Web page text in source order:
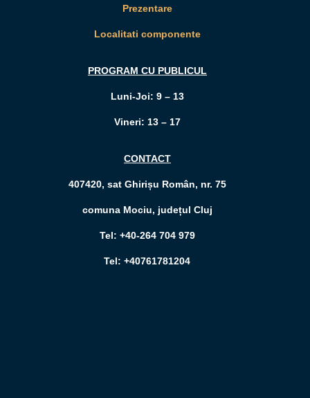
Prezentare
Localitati componente
PROGRAM CU PUBLICUL
Luni-Joi: 9 – 13
Vineri: 13 – 17
CONTACT
407420, sat Ghirișu Român, nr. 75
comuna Mociu, județul Cluj
Tel: +40-264 704 979
Tel: +40761781204